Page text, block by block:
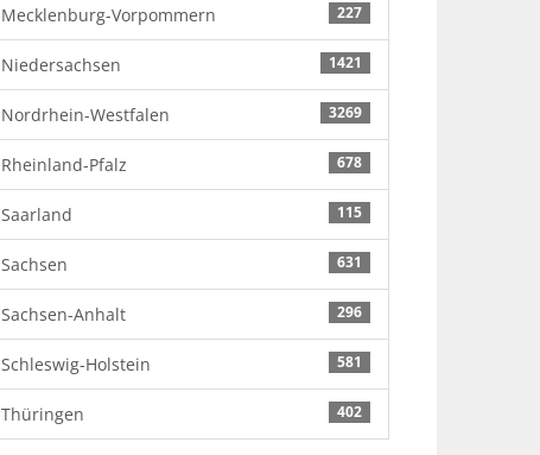
227
Mecklenburg-Vorpommern
1421
Niedersachsen
3269
Nordrhein-Westfalen
678
Rheinland-Pfalz
115
Saarland
631
Sachsen
296
Sachsen-Anhalt
581
Schleswig-Holstein
402
Thüringen